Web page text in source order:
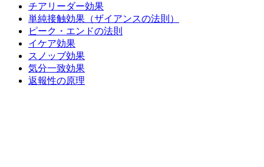
チアリーダー効果
単純接触効果（ザイアンスの法則）
ピーク・エンドの法則
イケア効果
スノッブ効果
気分一致効果
返報性の原理